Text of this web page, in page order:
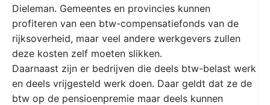
Dieleman. Gemeentes en provincies kunnen
profiteren van een btw-compensatiefonds van de
rijksoverheid, maar veel andere werkgevers zullen
deze kosten zelf moeten slikken.
Daarnaast zijn er bedrijven die deels btw-belast werk
en deels vrijgesteld werk doen. Daar geldt dat ze de
btw op de pensioenpremie maar deels kunnen